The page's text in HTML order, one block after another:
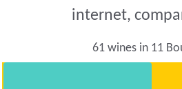
internet,
61 wines in 11